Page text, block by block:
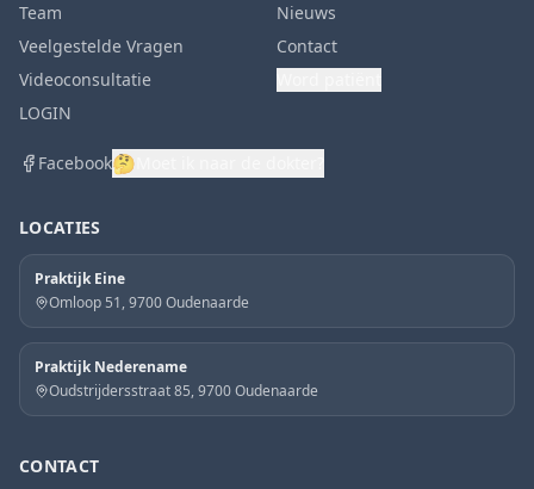
Team
Nieuws
Veelgestelde Vragen
Contact
Videoconsultatie
LOGIN
Facebook🤔
LOCATIES
Praktijk Eine
Omloop 51, 9700 Oudenaarde
Praktijk Nederename
Oudstrijdersstraat 85, 9700 Oudenaarde
CONTACT